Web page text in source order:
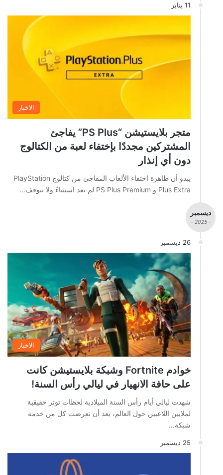
11 يناير
الاخبار
متجر بلايستيشن “PS Plus” يفاجئ
المشتركين مجددًا بإختفاء لعبة من الكتالوج
دون أي إنذار
يبدو أن ظاهرة اختفاء الألعاب المفاجئ من كتالوج PlayStation
Plus Extra و PS Plus Premium لم تعد استثناءً ولا تتوقف…
ديسمبر
- 2025 -
26 ديسمبر
الاخبار
خوادم Fortnite وشبكة بلايستيشن كانت
على حافة الانهيار في ليالي رأس السنة!
شهدت ليالي أيام رأس السنة الميلادية لحظات توتر حقيقية
لملايين اللاعبين حول العالم، بعد أن تعرضت كل من خدمة
شبكة…
25 ديسمبر